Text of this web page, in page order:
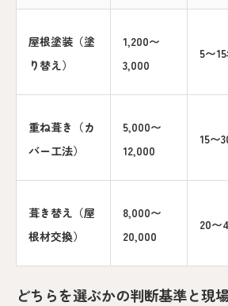
屋根塗装（塗
り替え）
1,200〜
3,000
5〜
重ね葺き（カ
バー工法）
5,000〜
12,000
15〜
葺き替え（屋
根材交換）
8,000〜
20,000
20〜
どちらを選ぶかの判断基準と現